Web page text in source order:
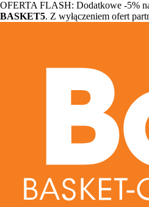
OFERTA FLASH: Dodatkowe -5%
BASKET5. Z wyłączeniem ofert